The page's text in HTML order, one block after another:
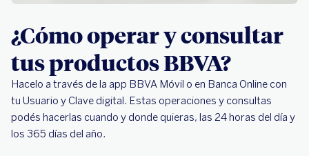
¿Cómo operar y consultar
tus productos BBVA?
Hacelo a través de la app BBVA Móvil o en Banca Online con
tu Usuario y Clave digital. Estas operaciones y consultas
podés hacerlas cuando y donde quieras, las 24 horas del día y
los 365 días del año.